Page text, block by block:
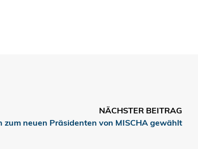
NÄCHSTER BEITRAG
zum neuen Präsidenten von MISCHA gewählt